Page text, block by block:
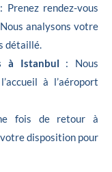
rendez-vous
analysons votre
détaillé.
à Istanbul : Nous
à l’aéroport
fois de retour à
disposition pour